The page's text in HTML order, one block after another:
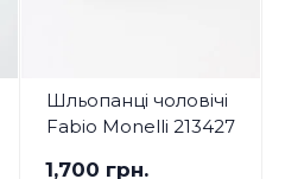
Шльопанці чоловічі
Fabio Monelli 213427
1,700 грн.